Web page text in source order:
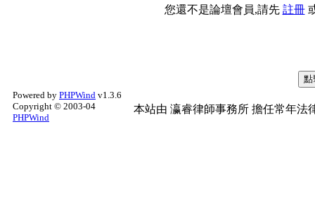
您還不是論壇會員,請先 註冊
Powered by PHPWind v1.3.6
Copyright © 2003-04
PHPWind
本站由 瀛睿律師事務所 擔任常年法